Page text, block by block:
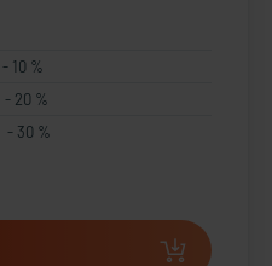
- 10 %
- 20 %
- 30 %